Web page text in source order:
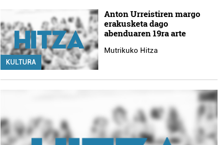
KULTURA
Anton Urreistiren margo
erakusketa dago
abenduaren 19ra arte
Mutrikuko Hitza